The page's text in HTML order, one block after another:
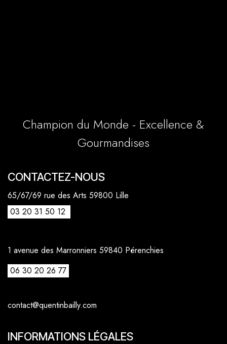
CONTACTEZ-NOUS
65/67/69 rue des Arts 59800 Lille
03 20 31 50 12
1 avenue des Marronniers 59840 Pérenchies
06 30 20 26 77
contact@quentinbailly.com
Champion du Monde - Excellence &
Gourmandises
INFORMATIONS LÉGALES